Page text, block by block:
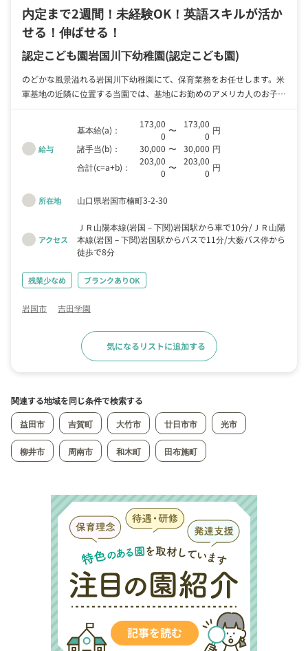
内定まで2週間！未経験OK！英語スキルが活か
せる！伸ばせる！
認定こども園岩国川下幼稚園(認定こども園)
のどかな風景溢れる岩国川下幼稚園にて、保育業務をお任せします。米
軍基地の近隣に位置する当園では、基地にお勤めのアメリカ人のお子さ
んが多く（全体の3割程度）在籍しています。 当園は認定こども園とし
て、保育が必要なお子さんもそうでないお子さんも、同じ環境で健やか
に生活しています。 幼稚園としての教育を提供しつつ、保育が必要な
お子さんに対する保育環境も整備した、昨今の子育てニーズに合致した
保育サービスとして、保護者の皆様からもご好評です。 子どもに対し
て安心で安全な環境を構成しつつ、子どもの可能性や未来を拡げる、や
りがいあるお仕事です。
給与
基本給(a)：
173,00
0
〜
173,00
0
円
諸手当(b)：
30,000 〜 30,000 円
合計(c=a+b)：
203,00
0
〜
203,00
0
円
所在地 山口県岩国市楠町3-2-30
アクセス
ＪＲ山陽本線(岩国－下関)岩国駅から車で10分
ＪＲ山陽
本線(岩国－下関)岩国駅からバスで11分 大薮バス停から
徒歩で8分
残業少なめ ブランクありOK
岩国市 吉田学園
気になるリストに追加する
関連する地域を同じ条件で検索する
益田市
吉賀町 大竹市 廿日市市 光市
柳井市 周南市 和木町 田布施町